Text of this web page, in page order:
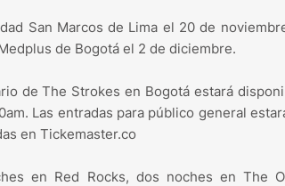
San Marcos de Lima el 20 de
de Bogotá el 2 de diciembre.
de The Strokes en Bogotá estará
Las entradas para público general
en Tickemaster.co
en Red Rocks, dos noches en The